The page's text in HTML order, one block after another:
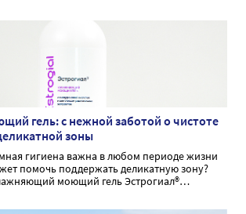
гель: с нежной заботой о чистоте
зоны
гигиена важна в любом периоде жизни
помочь поддержать деликатную зону?
моющий гель Эстрогиал®